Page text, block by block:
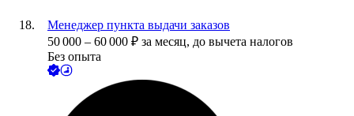
Менеджер пункта выдачи заказов
50 000 – 60 000 ₽ за месяц, до вычета налогов
Без опыта